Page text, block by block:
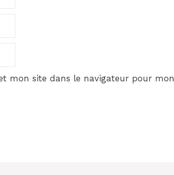
mon site dans le navigateur pour mon